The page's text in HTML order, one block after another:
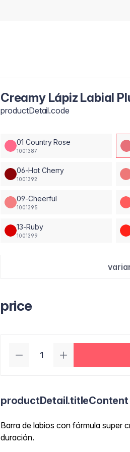
Creamy Lápiz Labial
productDetail.code
01 Country Rose
1001387
06-Hot Cherry
1001392
09-Cheerful
1001395
13-Ruby
1001399
price
productDetail.titleContent
Barra de labios con fórmula super
duración.